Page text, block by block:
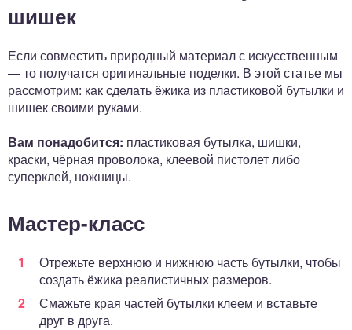
шишек
Если совместить природный материал с искусственным
— то получатся оригинальные поделки. В этой статье мы
рассмотрим: как сделать ёжика из пластиковой бутылки и
шишек своими руками.
Вам понадобится: пластиковая бутылка, шишки,
краски, чёрная проволока, клеевой пистолет либо
суперклей, ножницы.
Мастер-класс
Отрежьте верхнюю и нижнюю часть бутылки, чтобы
создать ёжика реалистичных размеров.
Смажьте края частей бутылки клеем и вставьте
друг в друга.